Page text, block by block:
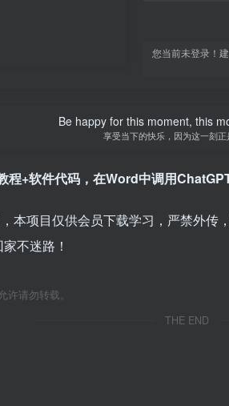
您当前未登录！
Be happy for this moment, this
享受当下的快乐，因为这一刻正
程+软件代码，在Word中调用
本项目仅供会员下载学习，严禁外
不迷路！
请勿转载。
THE END